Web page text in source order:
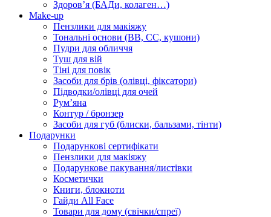
Здоровʼя (БАДи, колаген…)
Make-up
Пензлики для макіяжу
Тональні основи (BB, CC, кушони)
Пудри для обличчя
Туш для вій
Тіні для повік
Засоби для брів (олівці, фіксатори)
Підводки/олівці для очей
Румʼяна
Контур / бронзер
Засоби для губ (блиски, бальзами, тінти)
Подарунки
Подарункові сертифікати
Пензлики для макіяжу
Подарункове пакування/листівки
Косметички
Книги, блокноти
Гайди All Face
Товари для дому (свічки/спреї)